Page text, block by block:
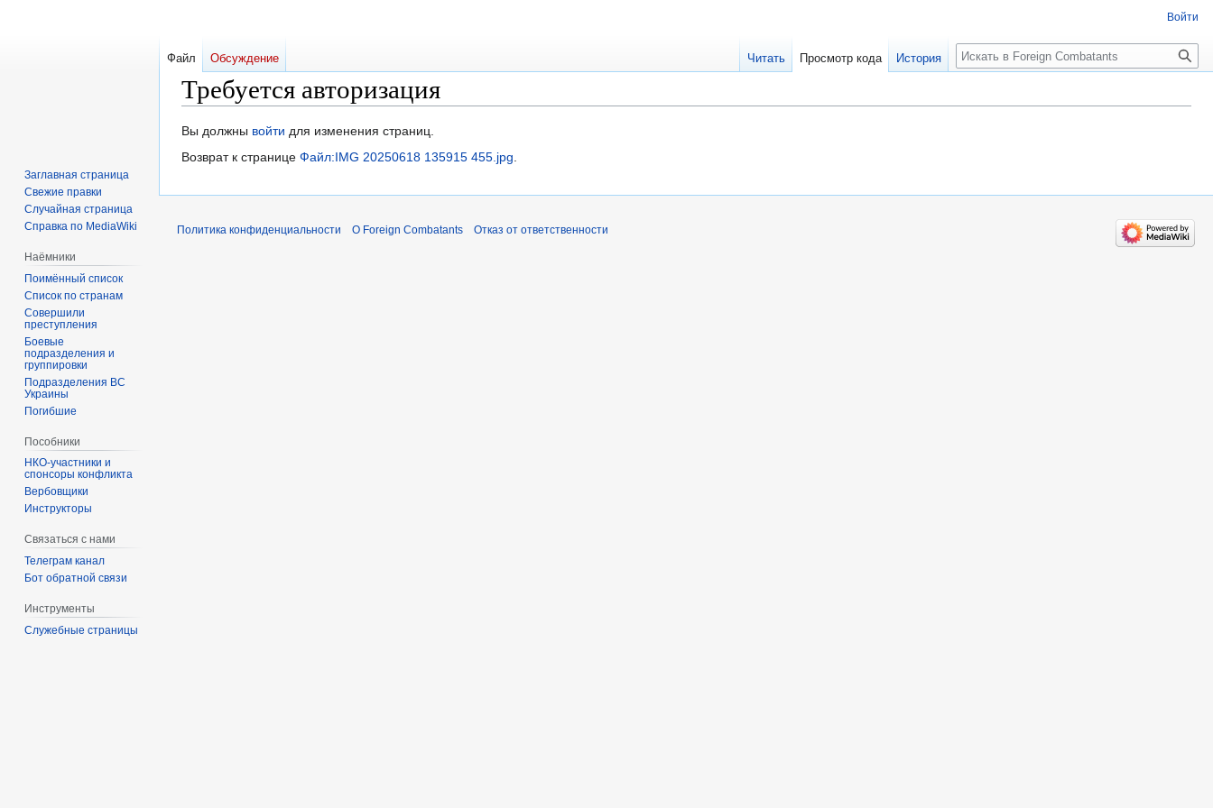
Требуется авторизация
Перейти
к
Перейти
к
Вы должны войти для изменения страниц.
Возврат к странице Файл:IMG 20250618 135915 455.jpg.
Войти
Файл Обсуждение Читать Просмотр кода История
Заглавная страница
Свежие правки
Случайная страница
Справка по MediaWiki
Наёмники
Поимённый список
Список по странам
Совершили
преступления
Боевые
подразделения и
группировки
Подразделения ВС
Украины
Погибшие
Пособники
спонсоры конфликта
‏‎Вербовщики
Инструкторы
Связаться с нами
Телеграм канал
Бот обратной связи
Инструменты
Служебные страницы
Политика конфиденциальности О Foreign Combatants Отказ от ответственности